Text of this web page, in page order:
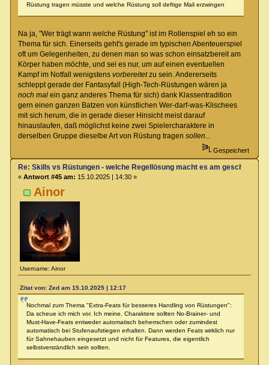
Rüstung tragen müsste und welche Rüstung soll deftige Mali erzwingen
Na ja, "Wer trägt wann welche Rüstung" ist im Rollenspiel eh so ein
Thema für sich. Einerseits geht's gerade im typischen Abenteuerspiel
oft um Gelegenheiten, zu denen man so was schon einsatzbereit am
Körper haben möchte, und sei es nur, um auf einen eventuellen
Kampf im Notfall wenigstens vorbereitetzu sein. Andererseits
schleppt gerade der Fantasyfall (High-Tech-Rüstungen wären ja
noch malein ganz anderes Thema für sich) dank Klassentradition
gern einen ganzen Batzen von künstlichen Wer-darf-was-Klischees
mit sich herum, die in gerade dieser Hinsicht meist darauf
hinauslaufen, daß möglichst keine zwei Spielercharaktere in
derselben Gruppe dieselbe Art von Rüstung tragen sollen...
Gespeichert
Ainor
Username: Ainor
Re: Skills vs Rüstungen - welche Regellösung macht es am
« Antwort #45 am: 15.10.2025 | 14:30 »
Zitat von: Zed am 15.10.2025 | 12:17
Nochmal zum Thema "Extra-Feats für besseres Handling von Rüstungen":
Da scheue ich mich vor. Ich meine, Charaktere sollten No-Brainer- und
Must-Have-Feats entweder automatisch beherrschen oder zumindest
automatisch bei Stufenaufstiegen erhalten. Dann werden Feats wirklich nur
für Sahnehauben eingesetzt und nicht für Features, die eigentlich
selbstverständlich sein sollten.